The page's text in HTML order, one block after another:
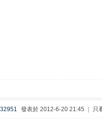
發表於 2012-6-20 21:45 只